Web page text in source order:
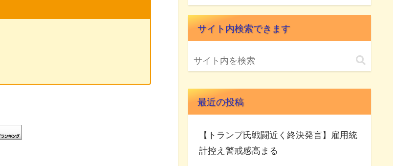
サイト内検索できます
最近の投稿
【トランプ氏戦闘近く終決発言】雇用統
計控え警戒感高まる